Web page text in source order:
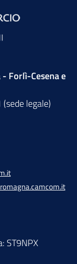
Forlì-Cesena e
legale)
ST9NPX